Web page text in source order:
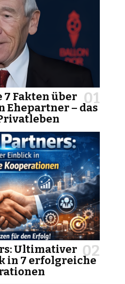
Fakten über
Ehepartner – das
Ultimativer
in 7 erfolgreiche